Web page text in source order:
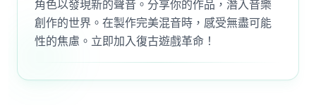
角色以發現新的聲音。分享你的作品，潛入音樂
創作的世界。在製作完美混音時，感受無盡可能
性的焦慮。立即加入復古遊戲革命！